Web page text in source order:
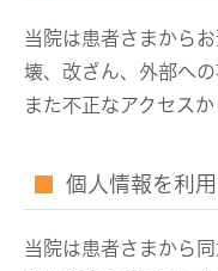
当院は患者さまから
壊、改ざん、外部へ
また不正なアクセスか
個人情報を利
当院は患者さまから